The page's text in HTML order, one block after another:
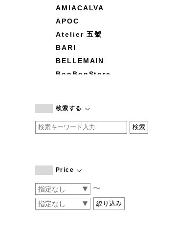
AMIACALVA
APOC
Atelier 五號
BARI
BELLEMAIN
BonBonStore
by basics
CATWORTH
COGTHEBIGSMOKE
CONVERSE
DEAN & DELUCA
検索する
Price
〜